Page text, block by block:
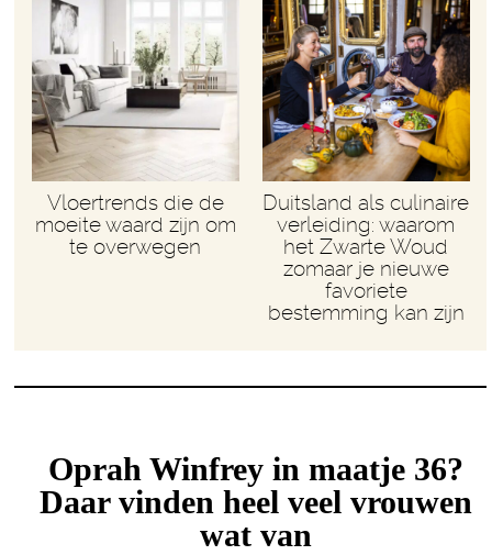
Vloertrends die de
moeite waard zijn om
te overwegen
Duitsland als culinaire
verleiding: waarom
het Zwarte Woud
zomaar je nieuwe
favoriete
bestemming kan zijn
Oprah Winfrey in maatje 36?
Daar vinden heel veel vrouwen
wat van